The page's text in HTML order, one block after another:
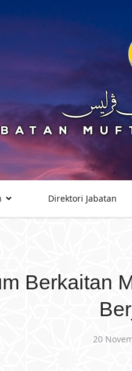
Direktori Jabatan
Berkaitan
20